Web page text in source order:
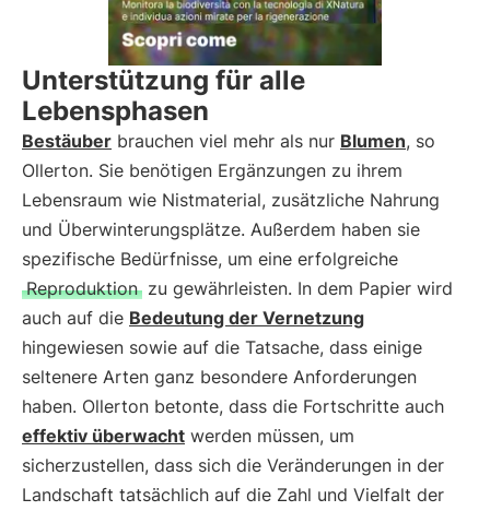
Unterstützung für alle
Lebensphasen
Bestäuber brauchen viel mehr als nur Blumen, so
Ollerton. Sie benötigen Ergänzungen zu ihrem
Lebensraum wie Nistmaterial, zusätzliche Nahrung
und Überwinterungsplätze. Außerdem haben sie
spezifische Bedürfnisse, um eine erfolgreiche
Reproduktion zu gewährleisten. In dem Papier wird
auch auf die Bedeutung der Vernetzung
hingewiesen sowie auf die Tatsache, dass einige
seltenere Arten ganz besondere Anforderungen
haben. Ollerton betonte, dass die Fortschritte auch
effektiv überwacht werden müssen, um
sicherzustellen, dass sich die Veränderungen in der
Landschaft tatsächlich auf die Zahl und Vielfalt der